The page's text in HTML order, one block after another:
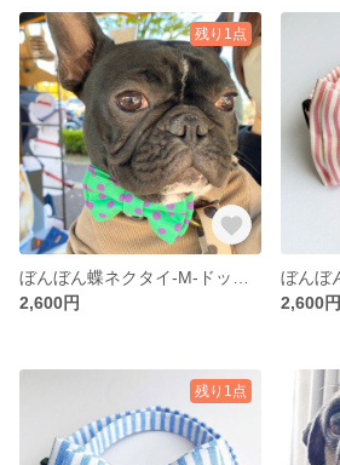
残り1点
2,600円
2,600円
残り1点